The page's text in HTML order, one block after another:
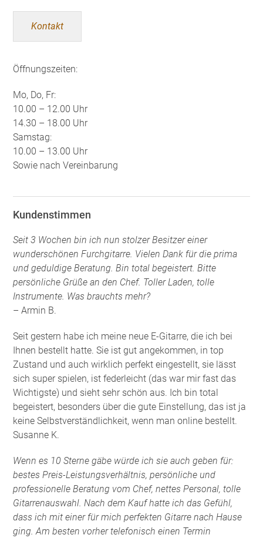
Kontakt
Öffnungszeiten:
Mo, Do, Fr:
10.00 – 12.00 Uhr
14.30 – 18.00 Uhr
Samstag:
10.00 – 13.00 Uhr
Sowie nach Vereinbarung
Kundenstimmen
Seit 3 Wochen bin ich nun stolzer Besitzer einer
wunderschönen Furchgitarre. Vielen Dank für die prima
und geduldige Beratung. Bin total begeistert. Bitte
persönliche Grüße an den Chef. Toller Laden, tolle
Instrumente. Was brauchts mehr?
– Armin B.
Seit gestern habe ich meine neue E-Gitarre, die ich bei
Ihnen bestellt hatte. Sie ist gut angekommen, in top
Zustand und auch wirklich perfekt eingestellt, sie lässt
sich super spielen, ist federleicht (das war mir fast das
Wichtigste) und sieht sehr schön aus. Ich bin total
begeistert, besonders über die gute Einstellung, das ist ja
keine Selbstverständlichkeit, wenn man online bestellt.
Susanne K.
Wenn es 10 Sterne gäbe würde ich sie auch geben für:
bestes Preis-Leistungsverhältnis, persönliche und
professionelle Beratung vom Chef, nettes Personal, tolle
Gitarrenauswahl. Nach dem Kauf hatte ich das Gefühl,
dass ich mit einer für mich perfekten Gitarre nach Hause
ging. Am besten vorher telefonisch einen Termin